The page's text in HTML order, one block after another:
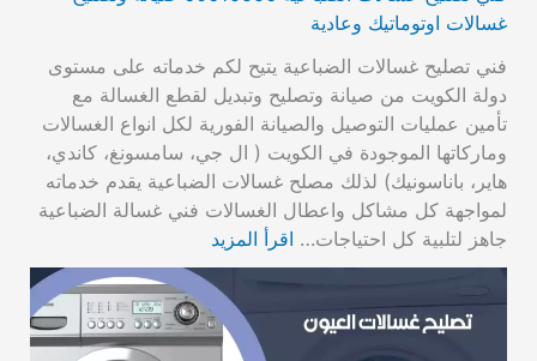
غسالات اوتوماتيك وعادية
فني تصليح غسالات الضباعية يتيح لكم خدماته على مستوى
دولة الكويت من صيانة وتصليح وتبديل لقطع الغسالة مع
تأمين عمليات التوصيل والصيانة الفورية لكل انواع الغسالات
وماركاتها الموجودة في الكويت ( ال جي، سامسونغ، كاندي،
هاير، باناسونيك) لذلك مصلح غسالات الضباعية يقدم خدماته
لمواجهة كل مشاكل واعطال الغسالات فني غسالة الضباعية
جاهز لتلبية كل احتياجات… اقرأ المزيد